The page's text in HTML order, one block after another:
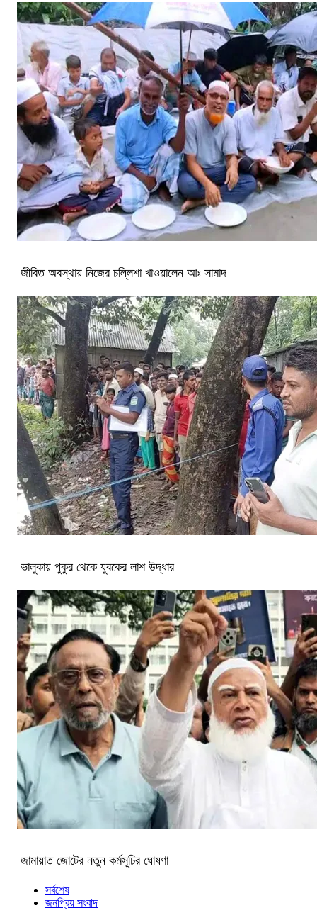
জীবিত অবস্থায় নিজের চল্লিশা খাওয়ালেন আঃ সামাদ
ভালুকায় পুকুর থেকে যুবকের লাশ উদ্ধার
জামায়াত জোটের নতুন কর্মসূচির ঘোষণা
সর্বশেষ
জনপ্রিয় সংবাদ